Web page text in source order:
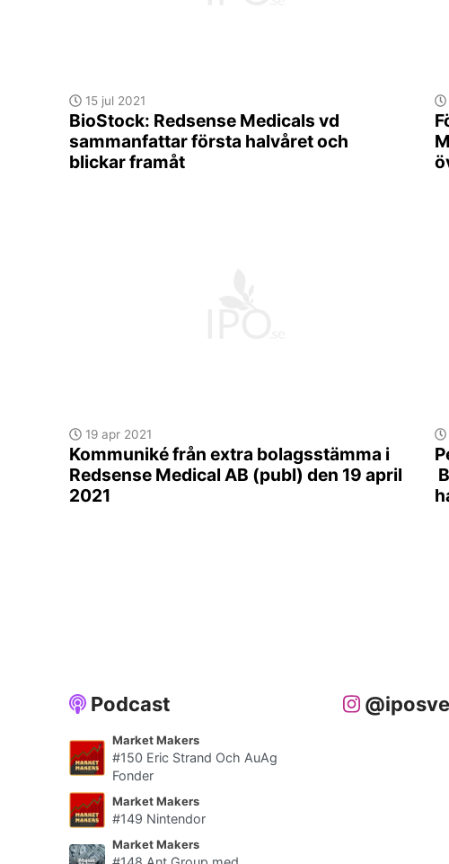
15 jul 2021
BioStock: Redsense Medicals vd
sammanfattar första halvåret och
blickar framåt
19 apr 2021
Kommuniké från extra bolagsstämma i
Redsense Medical AB (publ) den 19 april
2021
Podcast
Market Makers
#150 Eric Strand Och AuAg
Fonder
Market Makers
#149 Nintendor
Market Makers